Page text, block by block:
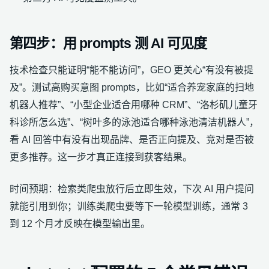
第四步：用 prompts 测 AI 可见度
技术检查只能证明“能不能访问”，GEO 更关心“有没有被提
及”。测试高购买意图 prompts，比如“适合养宠家庭的扫地
机器人推荐”、“小型企业适合用哪种 CRM”、“洛杉矶儿童牙
科诊所怎么选”、“树叶多的泳池适合哪种泳池清洁机器人”，
看 AI 回答中有没有出现品牌、是否正向提及、竞对是否被
更多推荐。这一步才真正连接到获客结果。
时间预期：检索类爬虫放行后立即生效，下次 AI 用户提问
就能引用到你；训练类爬虫要等下一轮模型训练，通常 3
到 12 个月才反映在模型输出里。